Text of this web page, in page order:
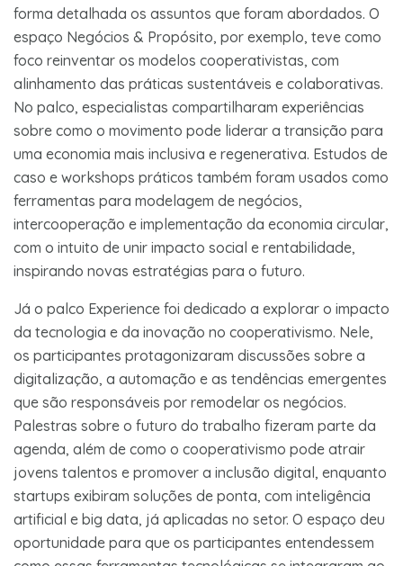
forma detalhada os assuntos que foram abordados. O
espaço Negócios & Propósito, por exemplo, teve como
foco reinventar os modelos cooperativistas, com
alinhamento das práticas sustentáveis e colaborativas.
No palco, especialistas compartilharam experiências
sobre como o movimento pode liderar a transição para
uma economia mais inclusiva e regenerativa. Estudos de
caso e workshops práticos também foram usados como
ferramentas para modelagem de negócios,
intercooperação e implementação da economia circular,
com o intuito de unir impacto social e rentabilidade,
inspirando novas estratégias para o futuro.
Já o palco Experience foi dedicado a explorar o impacto
da tecnologia e da inovação no cooperativismo. Nele,
os participantes protagonizaram discussões sobre a
digitalização, a automação e as tendências emergentes
que são responsáveis por remodelar os negócios.
Palestras sobre o futuro do trabalho fizeram parte da
agenda, além de como o cooperativismo pode atrair
jovens talentos e promover a inclusão digital, enquanto
startups exibiram soluções de ponta, com inteligência
artificial e big data, já aplicadas no setor. O espaço deu
oportunidade para que os participantes entendessem